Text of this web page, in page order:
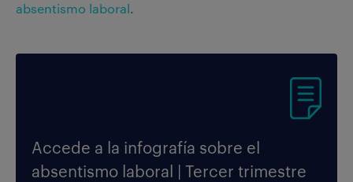
absentismo laboral.
Accede a la infografía sobre el
absentismo laboral | Tercer trimestre